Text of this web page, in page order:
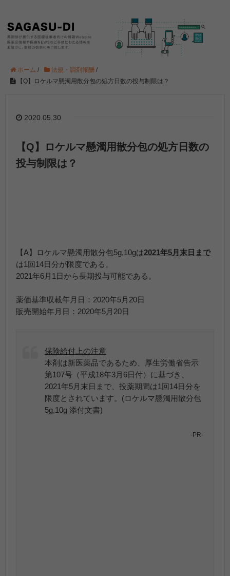
ホーム / 法規・調剤報酬 /
【Q】ロケルマ懸濁用散分包の処方日数の投与制限は？
2020.05.30
【Q】ロケルマ懸濁用散分包の処方日数の
投与制限は？
【A】ロケルマ懸濁用散分包5g,10gは2021年5月末日まで
は1回14日分が限度である。
2021年6月1日から長期投与可能である。
薬価基準収載年月日：2020年5月20日
販売開始年月日：2020年5月20日
保険給付上の注意
本剤は新医薬品であるため、厚生労働省告示
第107号（平成18年3月6日付）に基づき、
2021年5月末日まで、投薬期間は1回14日分を
限度とされています。(ロケルマ懸濁用散分包
5g,10g 添付文書)
-PR-